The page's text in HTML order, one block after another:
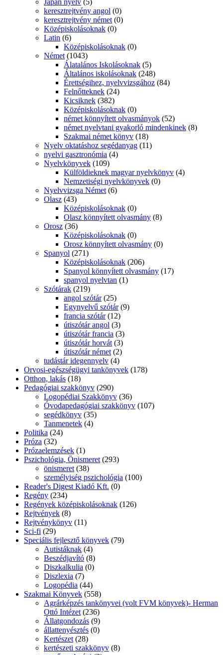
Japán nyelv (5)
keresztrejtvény angol (0)
keresztrejtvény német (0)
Középiskolásoknak (0)
Latin (6)
Középiskolásoknak (0)
Német (1043)
Álatalános Iskolásoknak (5)
Általános iskolásoknak (248)
Érettségihez, nyelvvizsgához (84)
Felnőtteknek (24)
Kicsiknek (382)
Középiskolásoknak (0)
német könnyített olvasmányok (52)
német nyelvtani gyakorló mindenkinek (8)
Szakmai német könyv (18)
Nyelv oktatáshoz segédanyag (11)
nyelvi gasztronómia (4)
Nyelvkönyvek (109)
Külföldieknek magyar nyelvkönyv (4)
Nemzetiségi nyelvkönyvek (0)
Nyelvvizsga Német (6)
Olasz (43)
Középiskolásoknak (0)
Olasz könnyített olvasmány (8)
Orosz (36)
Középiskolásoknak (0)
Orosz könnyített olvasmány (0)
Spanyol (271)
Középiskolásoknak (206)
Spanyol könnyített olvasmány (17)
spanyol nyelvtan (1)
Szótárak (219)
angol szótár (25)
Egynyelvű szótár (9)
francia szótár (12)
útiszótár angol (3)
útiszótár francia (3)
útiszótár horvát (3)
útiszótár német (2)
tudástár idegennyelv (4)
Orvosi-egészségügyi tankönyvek (178)
Otthon, lakás (18)
Pedagógiai szakkönyv (290)
Logopédiai Szakkönyv (36)
Óvodapedagógiai szakkönyv (107)
segédkönyv (35)
Tanmenetek (4)
Politika (24)
Próza (32)
Prózaelemzések (1)
Pszichológia, Önismeret (293)
önismeret (38)
személyiség pszichológia (100)
Reader's Digest Kiadó Kft. (0)
Regény (234)
Regények középiskolásoknak (126)
Rejtvények (8)
Rejtvénykönyv (11)
Sci-fi (29)
Speciális fejlesztő könyvek (79)
Autistáknak (4)
Beszédjavító (8)
Diszkalkulia (0)
Diszlexia (7)
Logopédia (44)
Szakmai Könyvek (558)
Agrárképzés tankönyvei (volt FVM könyvek)- Herman
Ottó Intézet (236)
Állatgondozás (9)
állattenyésztés (0)
Kertészet (28)
kertészeti szakkönyv (8)